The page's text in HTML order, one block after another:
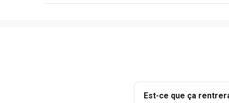
Est-ce que ça